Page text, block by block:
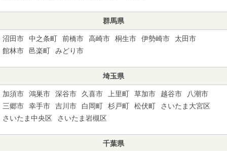
群馬県
沼田市 中之条町 前橋市 高崎市 桐生市 伊勢崎市
太田市
館林市
邑楽町 みどり市
埼玉県
加須市 鴻巣市 深谷市 久喜市 上里町 草加市 越谷市
八潮市
三郷市
幸手市 吉川市 白岡町 杉戸町 松伏町
さいたま大宮区
さいたま中央区
さいたま岩槻区
千葉県